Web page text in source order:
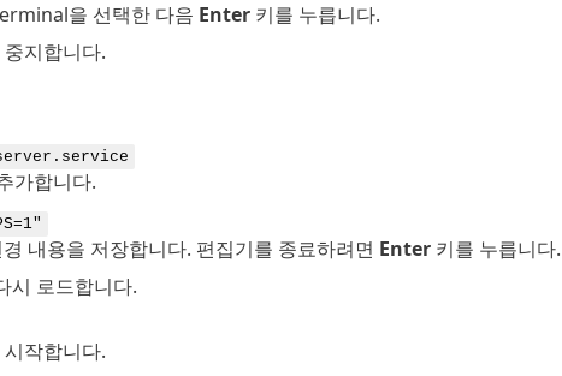
을 선택한 다음 Enter키를 누릅니다.
중지합니다.
가합니다.
내용을 저장합니다. 편집기를 종료하려면 Enter키를 누릅니다.
시 로드합니다.
시작합니다.